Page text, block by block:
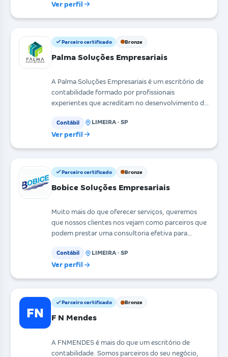
Ver perfil
Parceiro certificado Bronze
Palma Soluções Empresariais
A Palma Soluções Empresariais é um escritório de
contabilidade formado por profissionais
experientes que acreditam no desenvolvimento do
Contábil LIMEIRA · SP
Ver perfil
Parceiro certificado Bronze
Bobice Soluções Empresariais
Muito mais do que oferecer serviços, queremos
que nossos clientes nos vejam como parceiros que
podem prestar uma consultoria efetiva para
Contábil LIMEIRA · SP
Ver perfil
FN
Parceiro certificado Bronze
F N Mendes
A FNMENDES é mais do que um escritório de
contabilidade. Somos parceiros do seu negócio,